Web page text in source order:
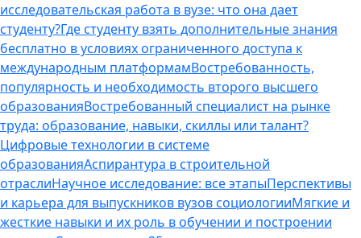
исследовательская работа в вузе: что она дает
студенту?Где студенту взять дополнительные знания
бесплатно в условиях ограниченного доступа к
международным платформамВостребованность,
популярность и необходимость второго высшего
образованияВостребованный специалист на рынке
труда: образование, навыки, скиллы или талант?
Цифровые технологии в системе
образованияАспирантура в строительной
отраслиНаучное исследование: все этапыПерспективы
и карьера для выпускников вузов социологииМягкие и
жесткие навыки и их роль в обучении и построении